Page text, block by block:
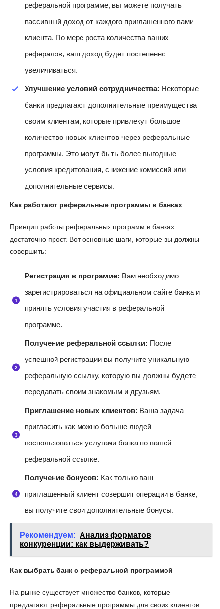
реферальной программе, вы можете получать
пассивный доход от каждого приглашенного вами
клиента. По мере роста количества ваших
рефералов, ваш доход будет постепенно
увеличиваться.
Улучшение условий сотрудничества: Некоторые
банки предлагают дополнительные преимущества
своим клиентам, которые привлекут большое
количество новых клиентов через реферальные
программы. Это могут быть более выгодные
условия кредитования, снижение комиссий или
дополнительные сервисы.
Как работают реферальные программы в банках
Принцип работы реферальных программ в банках
достаточно прост. Вот основные шаги, которые вы должны
совершить:
Регистрация в программе: Вам необходимо
зарегистрироваться на официальном сайте банка и
принять условия участия в реферальной
программе.
Получение реферальной ссылки: После
успешной регистрации вы получите уникальную
реферальную ссылку, которую вы должны будете
передавать своим знакомым и друзьям.
Приглашение новых клиентов: Ваша задача —
пригласить как можно больше людей
воспользоваться услугами банка по вашей
реферальной ссылке.
Получение бонусов: Как только ваш
приглашенный клиент совершит операции в банке,
вы получите свои дополнительные бонусы.
Рекомендуем: Анализ форматов
конкуренции: как выдерживать?
Как выбрать банк с реферальной программой
На рынке существует множество банков, которые
предлагают реферальные программы для своих клиентов.